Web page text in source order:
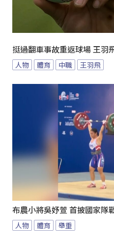
挺過翻車事故重返球場 王羽
人物 體育 中職 王羽飛
布農小將吳妤萱 首披國家隊
人物 體育 舉重